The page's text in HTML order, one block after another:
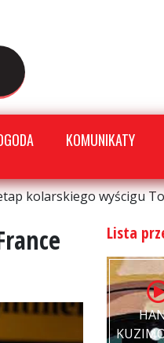
KOMUNIKATY
kolarskiego wyścigu
Lista